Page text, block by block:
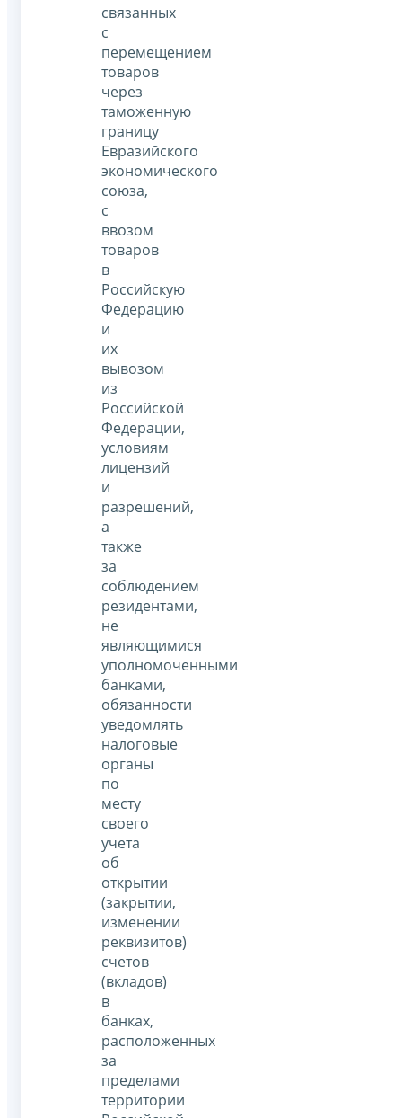
связанных
с
перемещением
товаров
через
таможенную
границу
Евразийского
экономического
союза,
с
ввозом
товаров
в
Российскую
Федерацию
и
их
вывозом
из
Российской
Федерации,
условиям
лицензий
и
разрешений,
а
также
за
соблюдением
резидентами,
не
являющимися
уполномоченными
банками,
обязанности
уведомлять
налоговые
органы
по
месту
своего
учета
об
открытии
(закрытии,
изменении
реквизитов)
счетов
(вкладов)
в
банках,
расположенных
за
пределами
территории